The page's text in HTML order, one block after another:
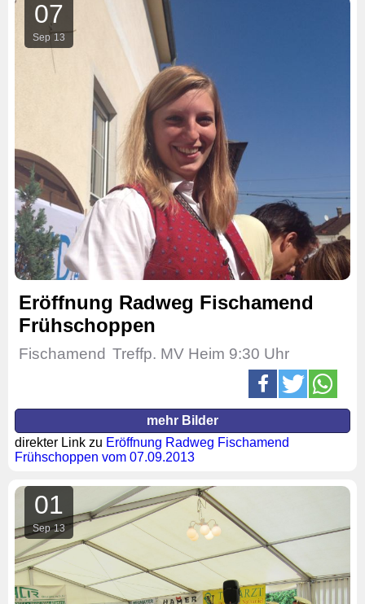
07
Sep 13
Eröffnung Radweg Fischamend
Frühschoppen
Fischamend Treffp. MV Heim 9:30 Uhr
mehr Bilder
direkter Link zu Eröffnung Radweg Fischamend
Frühschoppen vom 07.09.2013
01
Sep 13